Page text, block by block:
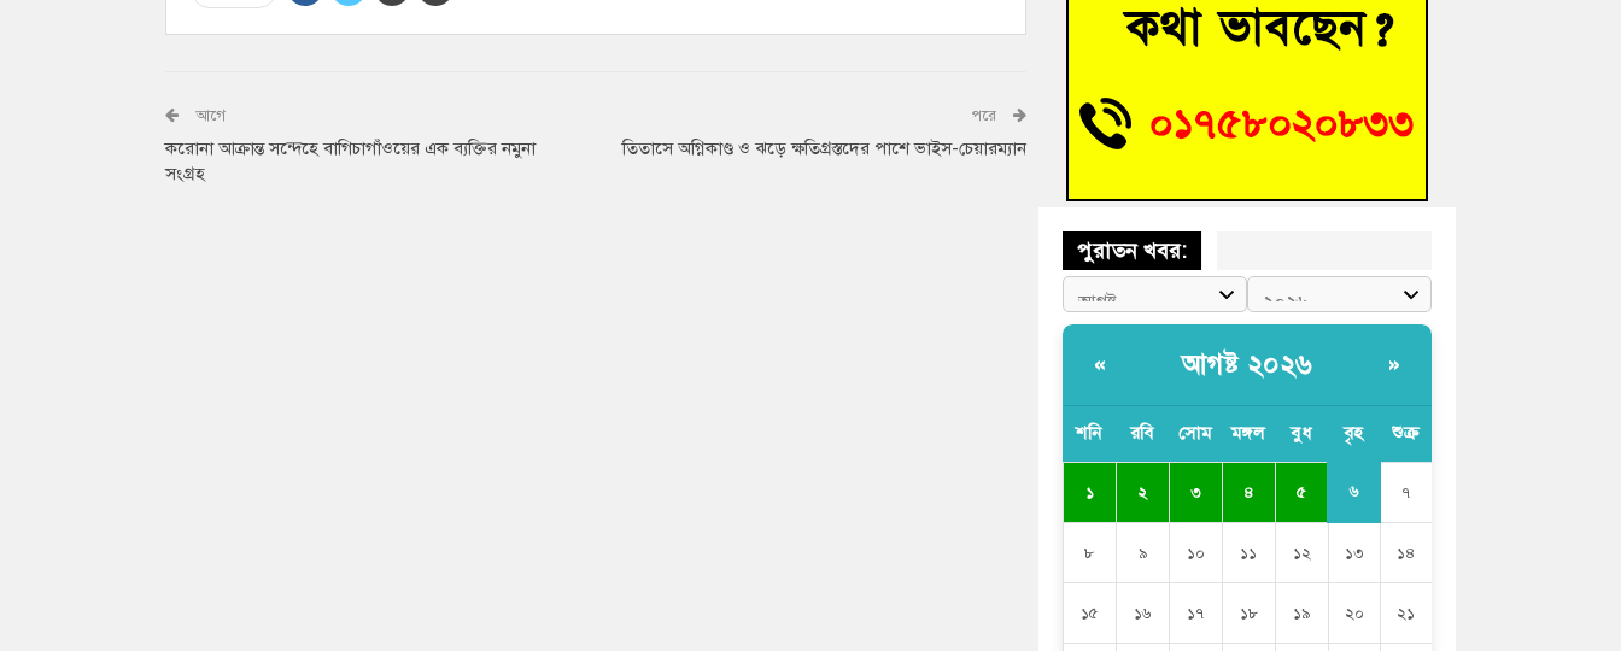
আগে
করোনা আক্রান্ত সন্দেহে বাগিচাগাঁওয়ের এক ব্যক্তির নমুনা
সংগ্রহ
পরে
তিতাসে অগ্নিকাণ্ড ও ঝড়ে ক্ষতিগ্রস্তদের পাশে ভাইস-চেয়ারম্যান
উদ্যোগ; ৯ সদস্যের কমিটি গঠন
বুড়িচংয়ে জুলাই গণঅভ্যুত্থান দিবস উদযাপন উপলক্ষে
পুরাতন খবর:
« আগষ্ট ২০২৬ »
শনি রবি সোম মঙ্গল বুধ বৃহ শুক্র
১ ২ ৩ ৪ ৫ ৬ ৭
৮ ৯ ১০ ১১ ১২ ১৩ ১৪
১৫ ১৬ ১৭ ১৮ ১৯ ২০ ২১